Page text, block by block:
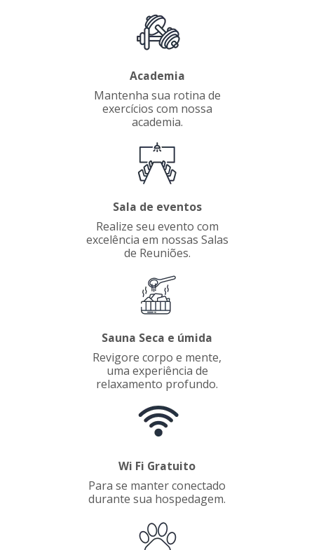
Academia
Mantenha sua rotina de
exercícios com nossa
academia.
Sala de eventos
Realize seu evento com
excelência em nossas Salas
de Reuniões.
Sauna Seca e úmida
Revigore corpo e mente,
uma experiência de
relaxamento profundo.
Wi Fi Gratuito
Para se manter conectado
durante sua hospedagem.